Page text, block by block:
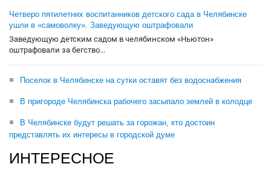
Четверо пятилетних воспитанников детского сада в Челябинске
ушли в «самоволку». Заведующую оштрафовали
Заведующую детским садом в челябинском «Ньютон»
оштрафовали за бегство...
Поселок в Челябинске на сутки оставят без водоснабжения
В пригороде Челябинска рабочего засыпало землей в колодце
В Челябинске будут решать за горожан, кто достоин
представлять их интересы в городской думе
ИНТЕРЕСНОЕ